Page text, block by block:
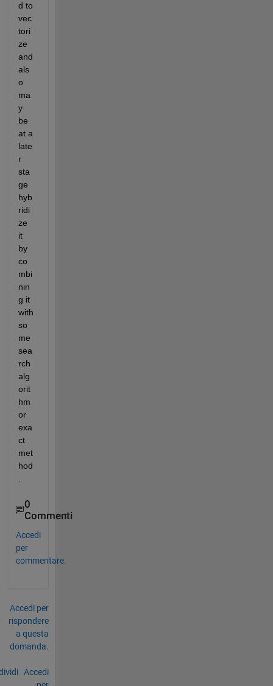
d to
vec
tori
ze
and
als
o
ma
y
be
at a
late
r
sta
ge
hyb
ridi
ze
it
by
co
mbi
nin
g it
with
so
me
sea
rch
alg
orit
hm
or
exa
ct
met
hod
0
Commenti
Accedi
per
commentare.
Accedi per
rispondere
a questa
domanda.
Accedi